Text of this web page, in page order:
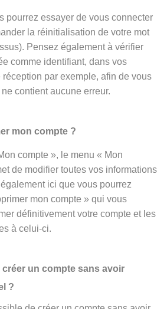
pourrez essayer de vous connecter
la réinitialisation de votre mot
Pensez également à vérifier
comme identifiant, dans vos
par exemple, afin de vous
contient aucune erreur.
mon compte ?
compte », le menu « Mon
de modifier toutes vos informations
ici que vous pourrez
mon compte » qui vous
définitivement votre compte et les
à celui-ci.
créer un compte sans avoir
?